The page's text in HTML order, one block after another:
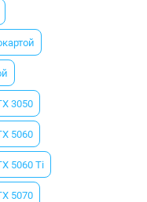
3050
5060
5060 Ti
5070